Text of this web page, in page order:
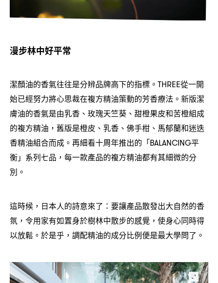
漫步林中好平常
潔顏油的香氣往往是分辨品牌高下的指標。 THREE從一開
始已經努力將心思裁在複方精油策動的芳香療法。新版潔
膚油的香氣是由乳香、玫瑰天竺葵、甜橙果皮和苦橙組成
的複方精油 ， 舊版是橙皮、乳香、佛手柑、馬郁蘭和迷迭
香精油組合而成。再細看十周年推出的「BALANCING平
衡」系列七品 ， 每一款產品的複方精油都有其細微的分
別。
這時候 ， 日本人的詩意來了 ： 要讓產品散發出大自然的香
氛 ， 令用家有如置身於樹林中散步的感覺 ， 使身心同時得
以放鬆。於是乎 ， 調配精油的成分比例便是最大學問了。